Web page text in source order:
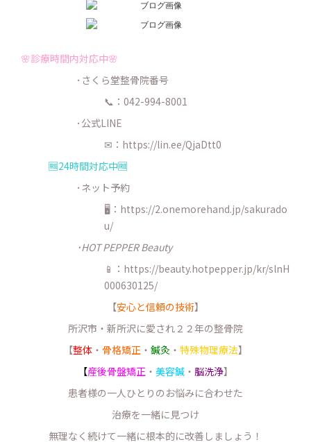
🌸診療時間内対応中🌸
･さくら堂整骨院番号
📞：042-994-8001
･公式LINE
✉： https://lin.ee/QjaDtt0
🆓24時間対応中🆓
･ネット予約
🖥：https://2.onemorehand.jp/sakurado
u/
･HOT PEPPER Beauty
📱：https://beauty.hotpepper.jp/kr/slnH
000630125/
【安心と信頼の技術】
所沢市・新所沢に愛され２２年の整骨院
【整体 ・ 骨格矯正 ・ 鍼灸 ・ 特殊物理療法】
【産後骨盤矯正 ・ 美容鍼 ・ 脳洗浄】
患者様の一人ひとりのお悩みに合わせた
治療を一緒に見つけ
無理なく続けて一緒に根本的に改善しましょう！